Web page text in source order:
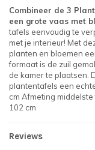
Combineer de 3
een grote vaas met
tafels eenvoudig te
met je interieur! Met
planten en bloemen
formaat is de zuil
de kamer te plaatsen.
plantentafels een
cm Afmeting
102 cm
Reviews